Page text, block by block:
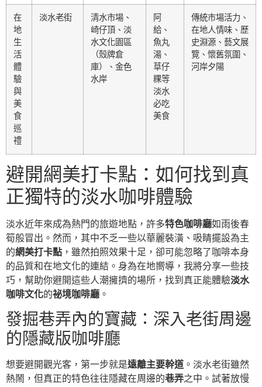
在
地
生
活
體
驗
與
美
食
巡
禮
淡水老街
清水市場、
崎仔頂、淡
水文化園區
（殼牌倉
庫）、金色
水岸
阿
給、
魚丸
湯、
草仔
粿等
淡水
必吃
美食
傳統市場活力、
在地人情味、歷
史淵源、藝文展
覽、懷舊氛圍、
河岸夕陽
避開網美打卡點：如何找到真
正獨特的淡水咖啡體驗
淡水近年來成為熱門的旅遊地點，許多特色咖啡廳如雨後春
筍般冒出。然而，其中不乏一些以華麗裝潢、吸睛擺設為主
的網美打卡點 ，雖然拍照效果十足，卻可能忽略了咖啡本身
的品質和在地文化的連結。身為在地嚮導，我將分享一些技
巧，幫助你避開這些人潮擁擠的場所，找到真正能體驗淡水
咖啡文化的祕境咖啡廳 。
發掘巷弄內的寶藏：深入老街周邊
的隱藏版咖啡廳
想要避開觀光客，第一步就是遠離主要幹道 。淡水老街雖然
熱鬧，但真正的特色往往隱藏在周邊的巷弄之中。試著放慢